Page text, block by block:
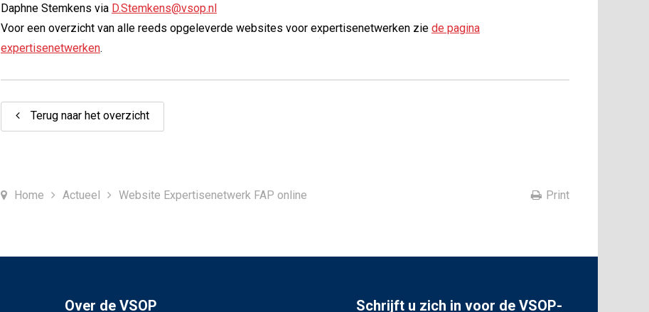
Daphne Stemkens via D.Stemkens@vsop.nl
Voor een overzicht van alle reeds opgeleverde websites voor expertisenetwerken zie de pagina
expertisenetwerken.
Terug naar het overzicht
Home Actueel Website Expertisenetwerk FAP online Print
Over de VSOP Schrijft u zich in voor de VSOP-